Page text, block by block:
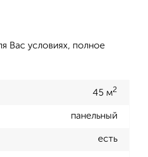
Вас условиях, полное
45 м2
панельный
есть